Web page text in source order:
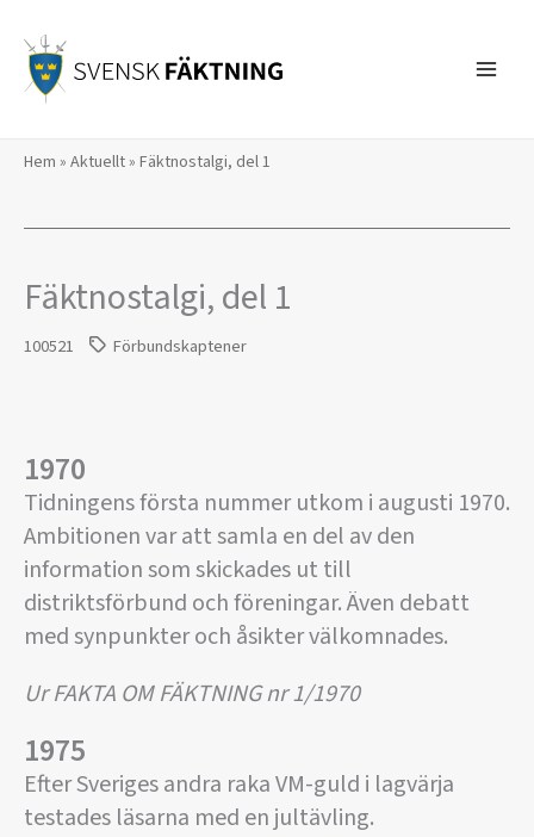
innehåll
Hem » Aktuellt» Fäktnostalgi, del 1
Fäktnostalgi, del 1
100521 Förbundskaptener
1970
Tidningens första nummer utkom i augusti 1970.
Ambitionen var att samla en del av den
information som skickades ut till
distriktsförbund och föreningar. Även debatt
med synpunkter och åsikter välkomnades.
Ur FAKTA OM FÄKTNING nr 1/1970
1975
Efter Sveriges andra raka VM-guld i lagvärja
testades läsarna med en jultävling.